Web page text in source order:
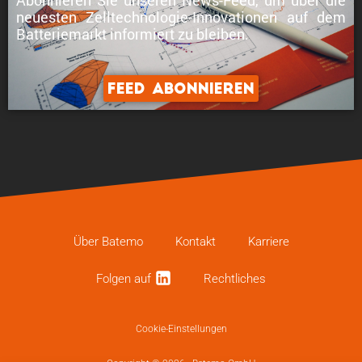
neuesten Zelltechnologie-Innovationenauf dem
Batteriemarkt informiert zu bleiben.
Feed abonnieren
Über Batemo Kontakt Karriere
Folgen auf Recht­li­ches
Cookie-Einstellungen